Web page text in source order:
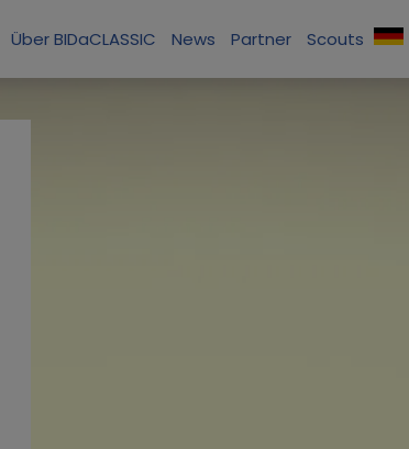
Über BIDaCLASSIC News Partner Scouts